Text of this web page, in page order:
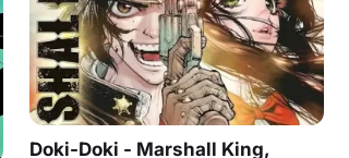
Doki-Doki - Marshall King,